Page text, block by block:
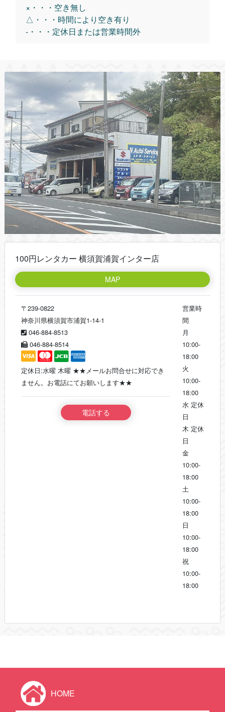
×・・・空き無し
△・・・時間により空き有り
-・・・定休日または営業時間外
100円レンタカー 横須賀浦賀インター店
MAP
〒239-0822
神奈川県横須賀市浦賀1-14-1
046-884-8513
046-884-8514
定休日:水曜 木曜 ★★メールお問合せに対応でき
ません。お電話にてお願いします★★
電話する
営業時
間
月
10:00-
18:00
火
10:00-
18:00
水 定休
日
木 定休
日
金
10:00-
18:00
土
10:00-
18:00
日
10:00-
18:00
祝
10:00-
18:00
HOME